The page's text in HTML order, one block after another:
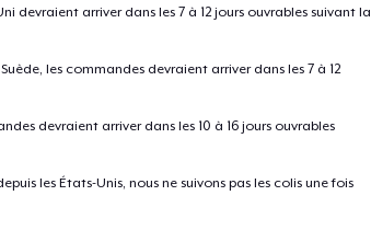
devraient arriver dans les 7 à 12 jours ouvrables suivant la
les commandes devraient arriver dans les 7 à 12
devraient arriver dans les 10 à 16 jours ouvrables
les États-Unis, nous ne suivons pas les colis une fois
ajouté au Panier